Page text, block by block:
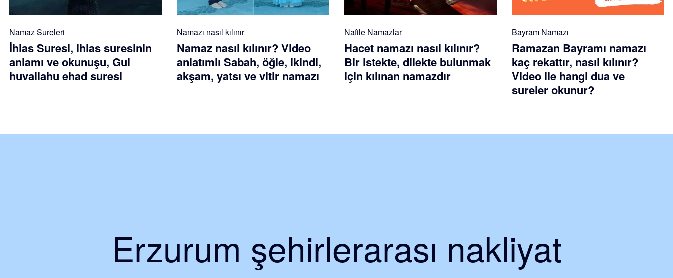
Namaz Sureleri
İhlas Suresi, ihlas suresinin
anlamı ve okunuşu, Gul
huvallahu ehad suresi
Namazı nasıl kılınır
Namaz nasıl kılınır? Video
anlatımlı Sabah, öğle, ikindi,
akşam, yatsı ve vitir namazı
Nafile Namazlar
Hacet namazı nasıl kılınır?
Bir istekte, dilekte bulunmak
için kılınan namazdır
Bayram Namazı
Ramazan Bayramı namazı
kaç rekattır, nasıl kılınır?
Video ile hangi dua ve
sureler okunur?
Erzurum şehirlerarası nakliyat